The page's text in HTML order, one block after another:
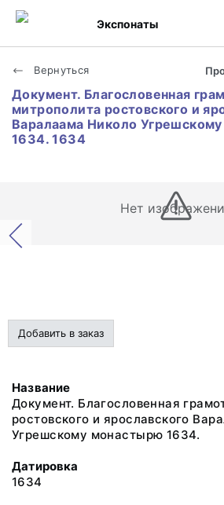
Экспонаты
Вернуться
Документ. Благословенная
митрополита ростовского и
Варалаама Николо
1634. 1634
Нет
Добавить в заказ
Название
Документ. Благословенная
ростовского и ярославского
Угрешскому монастырю 1634.
Датировка
1634